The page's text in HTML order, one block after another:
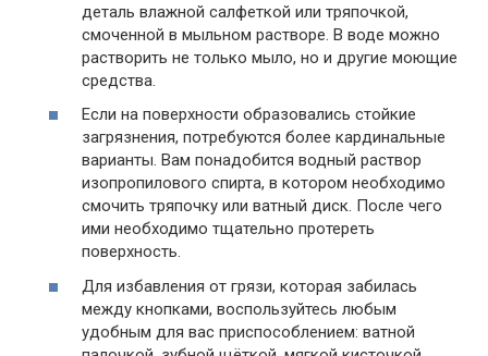
деталь влажной салфеткой или тряпочкой,
смоченной в мыльном растворе. В воде можно
растворить не только мыло, но и другие моющие
средства.
Если на поверхности образовались стойкие
загрязнения, потребуются более кардинальные
варианты. Вам понадобится водный раствор
изопропилового спирта, в котором необходимо
смочить тряпочку или ватный диск. После чего
ими необходимо тщательно протереть
поверхность.
Для избавления от грязи, которая забилась
между кнопками, воспользуйтесь любым
удобным для вас приспособлением: ватной